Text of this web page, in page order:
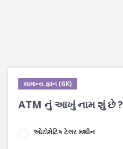
સામાન્ય જ્ઞાન (GK)
ATM નું આખું નામ શું છે ?
ઓટોમેટિક ટેલર મશીન